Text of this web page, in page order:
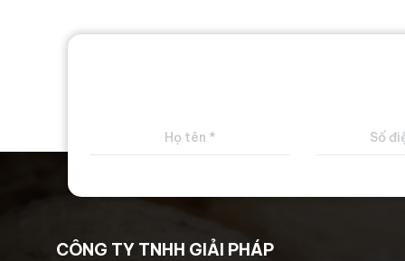
CÔNG TY TNHH GIẢI PHÁP